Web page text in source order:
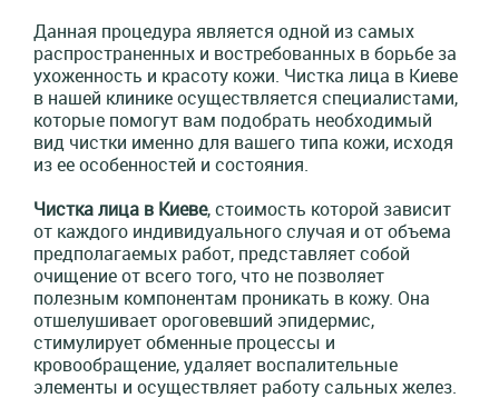
Данная процедура является одной из самых
распространенных и востребованных в борьбе за
ухоженность и красоту кожи. Чистка лица в Киеве
в нашей клинике осуществляется специалистами,
которые помогут вам подобрать необходимый
вид чистки именно для вашего типа кожи, исходя
из ее особенностей и состояния.
Чистка лица в Киеве, стоимость которой зависит
от каждого индивидуального случая и от объема
предполагаемых работ, представляет собой
очищение от всего того, что не позволяет
полезным компонентам проникать в кожу. Она
отшелушивает ороговевший эпидермис,
стимулирует обменные процессы и
кровообращение, удаляет воспалительные
элементы и осуществляет работу сальных желез.